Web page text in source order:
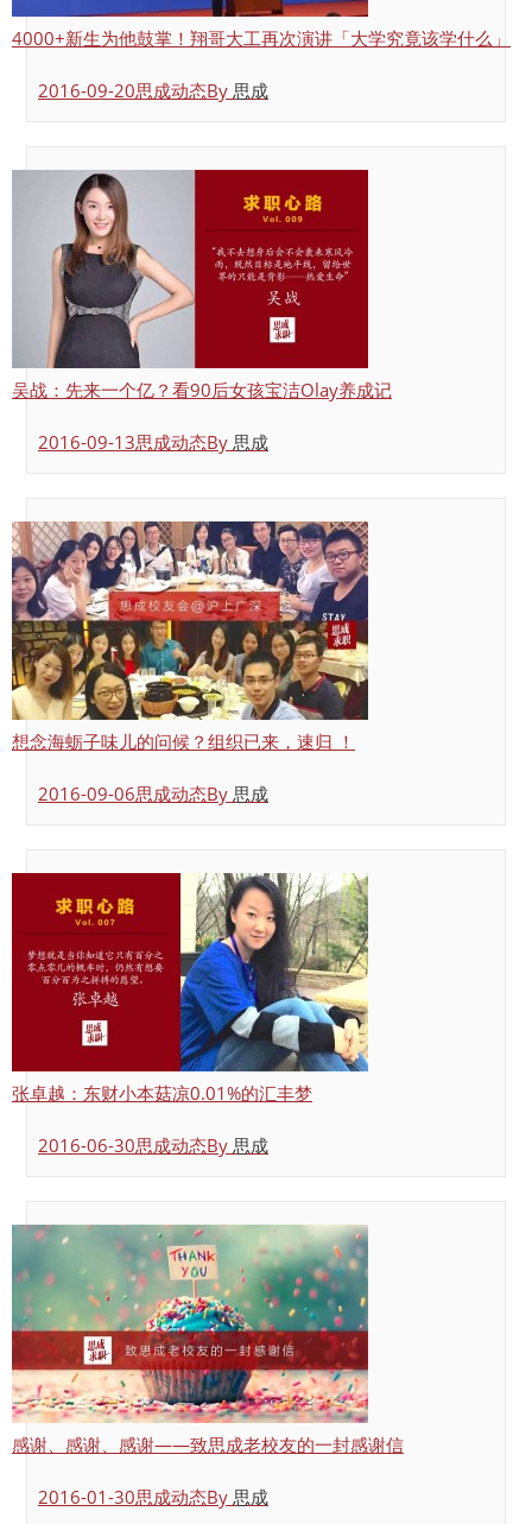
4000+新生为他鼓掌！翔哥大工再次演讲「大学究竟该学什么」
2016-09-20思成动态By 思成
吴战：先来一个亿？看90后女孩宝洁Olay养成记
2016-09-13思成动态By 思成
想念海蛎子味儿的问候？组织已来，速归 ！
2016-09-06思成动态By 思成
张卓越：东财小本菇凉0.01%的汇丰梦
2016-06-30思成动态By 思成
感谢、感谢、感谢——致思成老校友的一封感谢信
2016-01-30思成动态By 思成